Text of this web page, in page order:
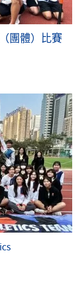
團體）比賽